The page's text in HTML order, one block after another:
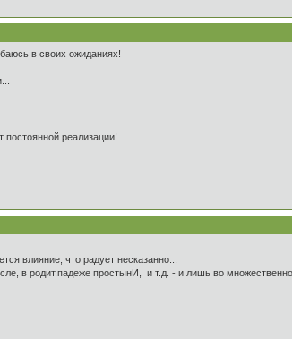
в своих ожиданиях!
реализации!...
влияние, что радует несказанно...
в родит.падеже простынИ, и т.д. - и лишь во